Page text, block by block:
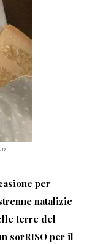
per
natalizie
terre del
sorRISO per il